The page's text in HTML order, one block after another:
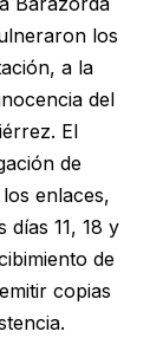
los
a la
del
El
de
enlaces,
días 11, 18 y
de
copias